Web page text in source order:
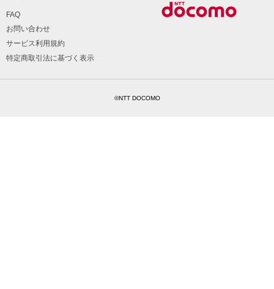
FAQ
お問い合わせ
サービス利用規約
特定商取引法に基づく表示
©NTT DOCOMO